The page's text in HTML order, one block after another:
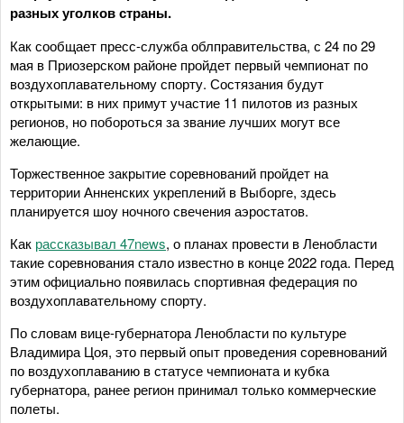
разных уголков страны.
Как сообщает пресс-служба облправительства, с 24 по 29
мая в Приозерском районе пройдет первый чемпионат по
воздухоплавательному спорту. Состязания будут
открытыми: в них примут участие 11 пилотов из разных
регионов, но побороться за звание лучших могут все
желающие.
Торжественное закрытие соревнований пройдет на
территории Анненских укреплений в Выборге, здесь
планируется шоу ночного свечения аэростатов.
Как рассказывал 47news, о планах провести в Ленобласти
такие соревнования стало известно в конце 2022 года. Перед
этим официально появилась спортивная федерация по
воздухоплавательному спорту.
По словам вице-губернатора Ленобласти по культуре
Владимира Цоя, это первый опыт проведения соревнований
по воздухоплаванию в статусе чемпионата и кубка
губернатора, ранее регион принимал только коммерческие
полеты.